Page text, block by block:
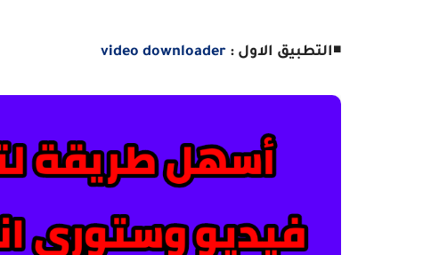
◾التطبيق الاول : video downloader